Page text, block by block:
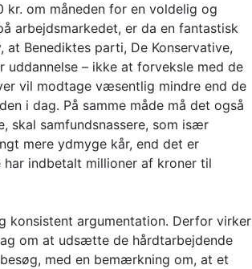
om måneden for en voldelig og
arbejdsmarkedet, er da en fantastisk
Benediktes parti, De Konservative,
uddannelse – ikke at forveksle med de
vil modtage væsentlig mindre end de
i dag. På samme måde må det også
skal samfundsnassere, som især
mere ydmyge kår, end det er
indbetalt millioner af kroner til
konsistent argumentation. Derfor virker
om at udsætte de hårdtarbejdende
med en bemærkning om, at et